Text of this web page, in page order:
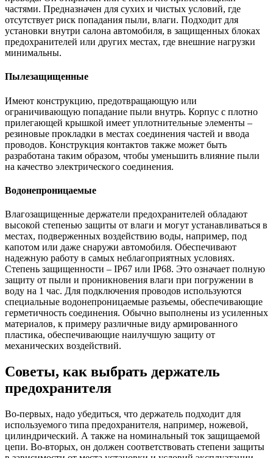
частями. Предназначен для сухих и чистых условий, где
отсутствует риск попадания пыли, влаги. Подходит для
установки внутри салона автомобиля, в защищенных блоках
предохранителей или других местах, где внешние нагрузки
минимальны.
Пылезащищенные
Имеют конструкцию, предотвращающую или
ограничивающую попадание пыли внутрь. Корпус с плотно
прилегающей крышкой имеет уплотнительные элементы –
резиновые прокладки в местах соединения частей и ввода
проводов. Конструкция контактов также может быть
разработана таким образом, чтобы уменьшить влияние пыли
на качество электрического соединения.
Водонепроницаемые
Влагозащищенные держатели предохранителей обладают
высокой степенью защиты от влаги и могут устанавливаться в
местах, подверженных воздействию воды, например, под
капотом или даже снаружи автомобиля. Обеспечивают
надежную работу в самых неблагоприятных условиях.
Степень защищенности – IP67 или IP68. Это означает полную
защиту от пыли и проникновения влаги при погружении в
воду на 1 час. Для подключения проводов используются
специальные водонепроницаемые разъемы, обеспечивающие
герметичность соединения. Обычно выполнены из усиленных
материалов, к примеру различные виду армированного
пластика, обеспечивающие наилучшую защиту от
механических воздействий.
Советы, как выбрать держатель
предохранителя
Во-первых, надо убедиться, что держатель подходит для
используемого типа предохранителя, например, ножевой,
цилиндрический. А также на номинальный ток защищаемой
цепи. Во-вторых, он должен соответствовать степени защиты